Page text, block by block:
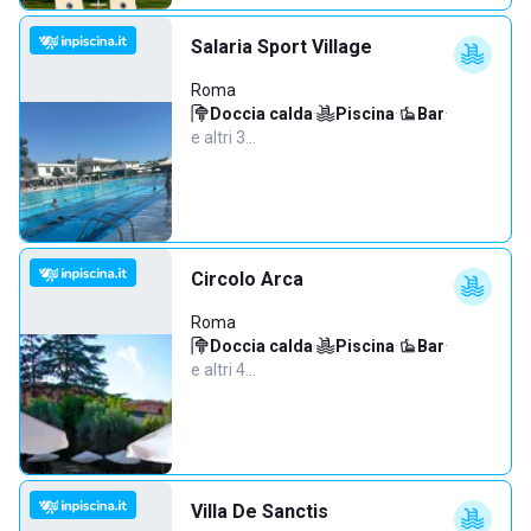
Salaria Sport Village
Roma
Doccia calda· Piscina· Bar·
e altri 3…
Circolo Arca
Roma
Doccia calda· Piscina· Bar·
e altri 4…
Villa De Sanctis